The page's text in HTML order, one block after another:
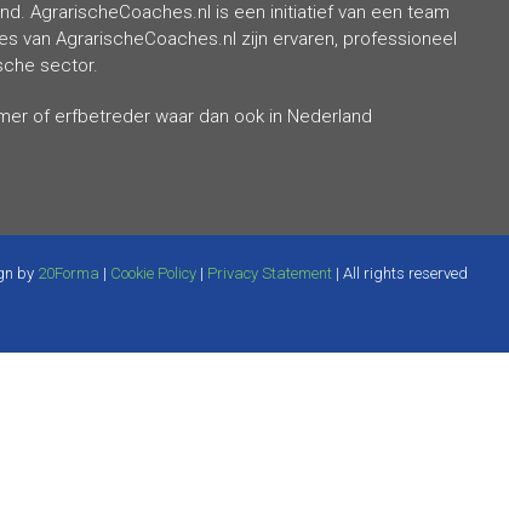
AgrarischeCoaches.nl is een initiatief van een team
van AgrarischeCoaches.nl zijn ervaren, professioneel
sector.
of erfbetreder waar dan ook in Nederland
by 20Forma | Cookie Policy | Privacy Statement | All rights reserved